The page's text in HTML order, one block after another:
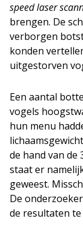
speed laser
brengen. De
verborgen
konden
uitgestorven
Een aantal
vogels
hun menu
de hand van de
staat er
geweest.
De
de resultaten